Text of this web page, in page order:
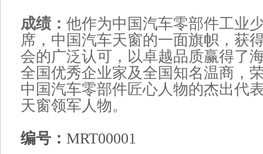
成绩： 他作为中国汽车零部件工业
席，中国汽车天窗的一面旗帜，获
会的广泛认可，以卓越品质赢得了
全国优秀企业家及全国知名温商，
中国汽车零部件匠心人物的杰出代
天窗领军人物。
编号： MRT00001